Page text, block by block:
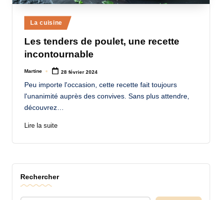
M
m
Posted
in
La cuisine
Les tenders de poulet, une recette
incontournable
Posted
Martine 28 février 2024
Peu importe l'occasion, cette recette fait toujours
l'unanimité auprès des convives. Sans plus attendre,
découvrez…
Lire la suite
Rechercher